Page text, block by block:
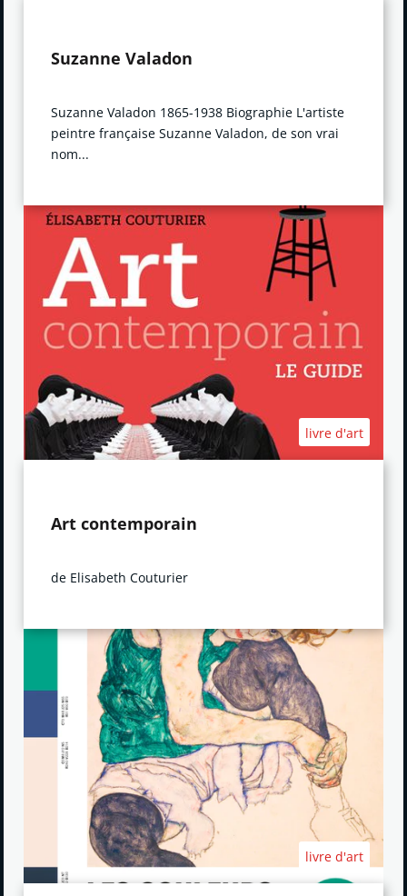
Suzanne Valadon
Suzanne Valadon 1865-1938 Biographie L'artiste
peintre française Suzanne Valadon, de son vrai
nom...
livre d'art
Art contemporain
de Elisabeth Couturier
livre d'art